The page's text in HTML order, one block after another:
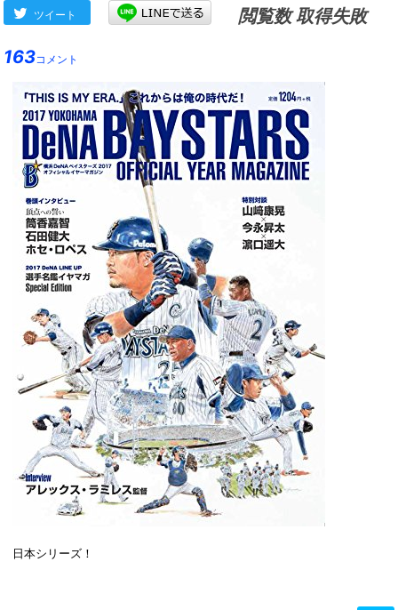
ツイート
閲覧数 取得失敗
163コメント
日本シリーズ！